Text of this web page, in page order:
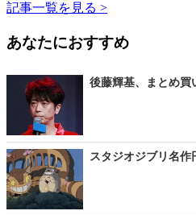
記事一覧を見る >
あなたにおすすめ
後藤輝基、まとめ
スタジオジブリ名